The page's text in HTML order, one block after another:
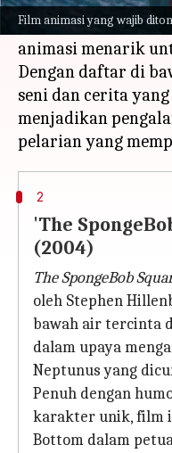
Film animasi yang wajib
memiliki pilihan
animasi menarik
Dengan daftar di
seni dan cerita
menjadikan
2
'The
(2004)
The SpongeBob
oleh Stephen
bawah air tercinta
dalam upaya
Neptunus yang
Penuh dengan
karakter unik, film
Bottom dalam